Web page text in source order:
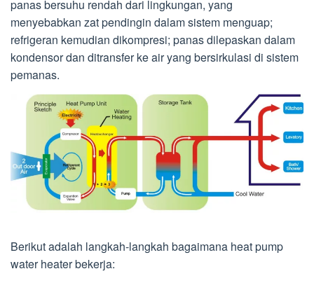
panas bersuhu rendah dari lingkungan, yang
menyebabkan zat pendingin dalam sistem menguap;
refrigeran kemudian dikompresi; panas dilepaskan dalam
kondensor dan ditransfer ke air yang bersirkulasi di sistem
pemanas.
Berikut adalah langkah-langkah bagaimana heat pump
water heater bekerja: